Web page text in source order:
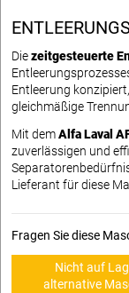
Diezeitgesteuerte
Entleerung
gleichmäßige
Mit demAlfa Laval
zuverlässigen und
Lieferant für diese
Fragen Sie diese
Nicht auf
alternative